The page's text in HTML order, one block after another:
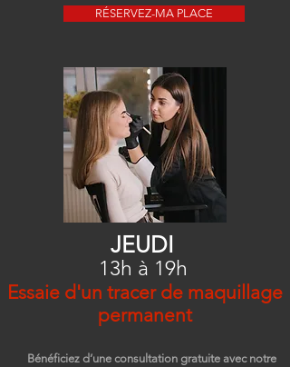
RÉSERVEZ-MA PLACE
JEUDI
Essaie d'un tracer de maquillage
permanent
13h à 19h
Bénéficiez d’une consultation gratuite avec notre